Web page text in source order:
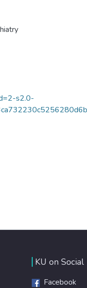
s2.0-
KU on Social
Facebook